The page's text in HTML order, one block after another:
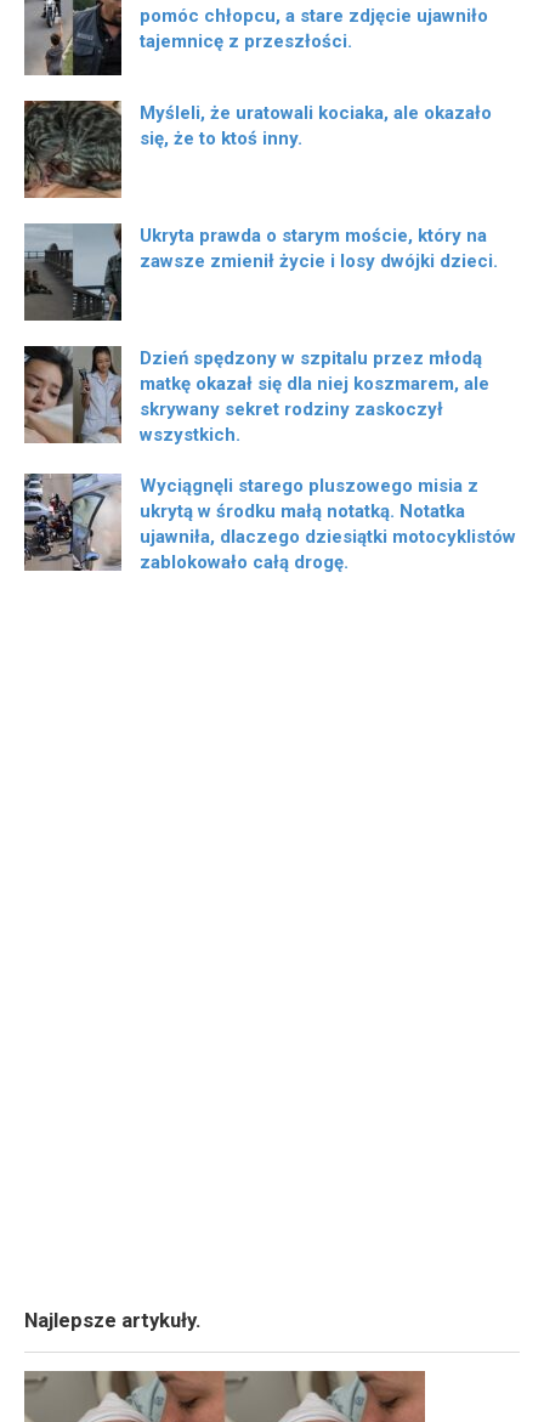
pomóc chłopcu, a stare zdjęcie ujawniło
tajemnicę z przeszłości.
Myśleli, że uratowali kociaka, ale okazało
się, że to ktoś inny.
Ukryta prawda o starym moście, który na
zawsze zmienił życie i losy dwójki dzieci.
Dzień spędzony w szpitalu przez młodą
matkę okazał się dla niej koszmarem, ale
skrywany sekret rodziny zaskoczył
wszystkich.
Wyciągnęli starego pluszowego misia z
ukrytą w środku małą notatką. Notatka
ujawniła, dlaczego dziesiątki motocyklistów
zablokowało całą drogę.
Najlepsze artykuły.